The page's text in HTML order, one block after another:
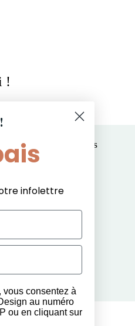
!
Services aux entreprises
du meilleur prix
Commercial
infolettre
vous consentez à
au numéro
ou en cliquant sur